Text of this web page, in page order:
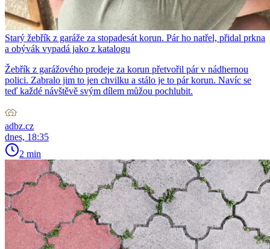
Starý žebřík z garáže za stopadesát korun. Pár ho natřel, přidal prkna
a obývák vypadá jako z katalogu
Žebřík z garážového prodeje za korun přetvořil pár v nádhernou
polici. Zabralo jim to jen chvilku a stálo je to pár korun. Navíc se
teď každé návštěvě svým dílem můžou pochlubit.
adbz.cz
dnes, 18:35
2 min